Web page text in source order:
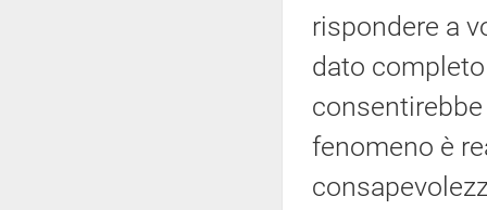
rispondere a
dato
fenomeno è